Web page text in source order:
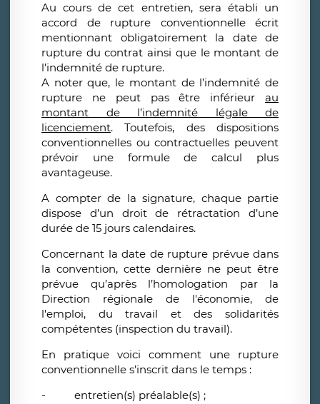
Au cours de cet entretien, sera établi un
accord de rupture conventionnelle écrit
mentionnant obligatoirement la date de
rupture du contrat ainsi que le montant de
l’indemnité de rupture.
A noter que, le montant de l’indemnité de
rupture ne peut pas être inférieur au
montant de l’indemnité légale de
licenciement. Toutefois, des dispositions
conventionnelles ou contractuelles peuvent
prévoir une formule de calcul plus
avantageuse.
A compter de la signature, chaque partie
dispose d’un droit de rétractation d’une
durée de 15 jours calendaires.
Concernant la date de rupture prévue dans
la convention, cette dernière ne peut être
prévue qu’après l’homologation par la
Direction régionale de l'économie, de
l'emploi, du travail et des solidarités
compétentes (inspection du travail).
En pratique voici comment une rupture
conventionnelle s’inscrit dans le temps :
- entretien(s) préalable(s) ;